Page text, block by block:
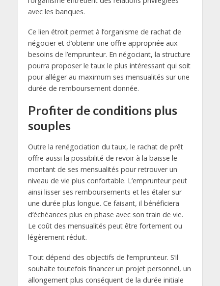
avec les banques.
Ce lien étroit permet à l’organisme de rachat de
négocier et d’obtenir une offre appropriée aux
besoins de l’emprunteur. En négociant, la structure
pourra proposer le taux le plus intéressant qui soit
pour alléger au maximum ses mensualités sur une
durée de remboursement donnée.
Profiter de conditions plus
souples
Outre la renégociation du taux, le rachat de prêt
offre aussi la possibilité de revoir à la baisse le
montant de ses mensualités pour retrouver un
niveau de vie plus confortable. L’emprunteur peut
ainsi lisser ses remboursements et les étaler sur
une durée plus longue. Ce faisant, il bénéficiera
d’échéances plus en phase avec son train de vie.
Le coût des mensualités peut être fortement ou
légèrement réduit.
Tout dépend des objectifs de l’emprunteur. S’il
souhaite toutefois financer un projet personnel, un
allongement plus conséquent de la durée initiale